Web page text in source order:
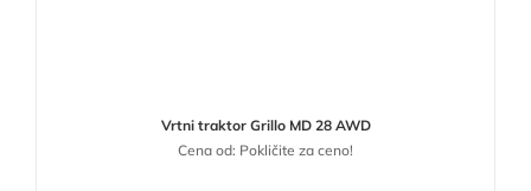
Vrtni traktor Grillo MD 28 AWD
Cena od: Pokličite za ceno!